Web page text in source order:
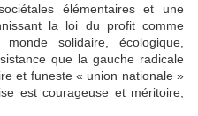
élémentaires et une
la loi du profit comme
solidaire, écologique,
que la gauche radicale
et funeste « union nationale »
est courageuse et méritoire,